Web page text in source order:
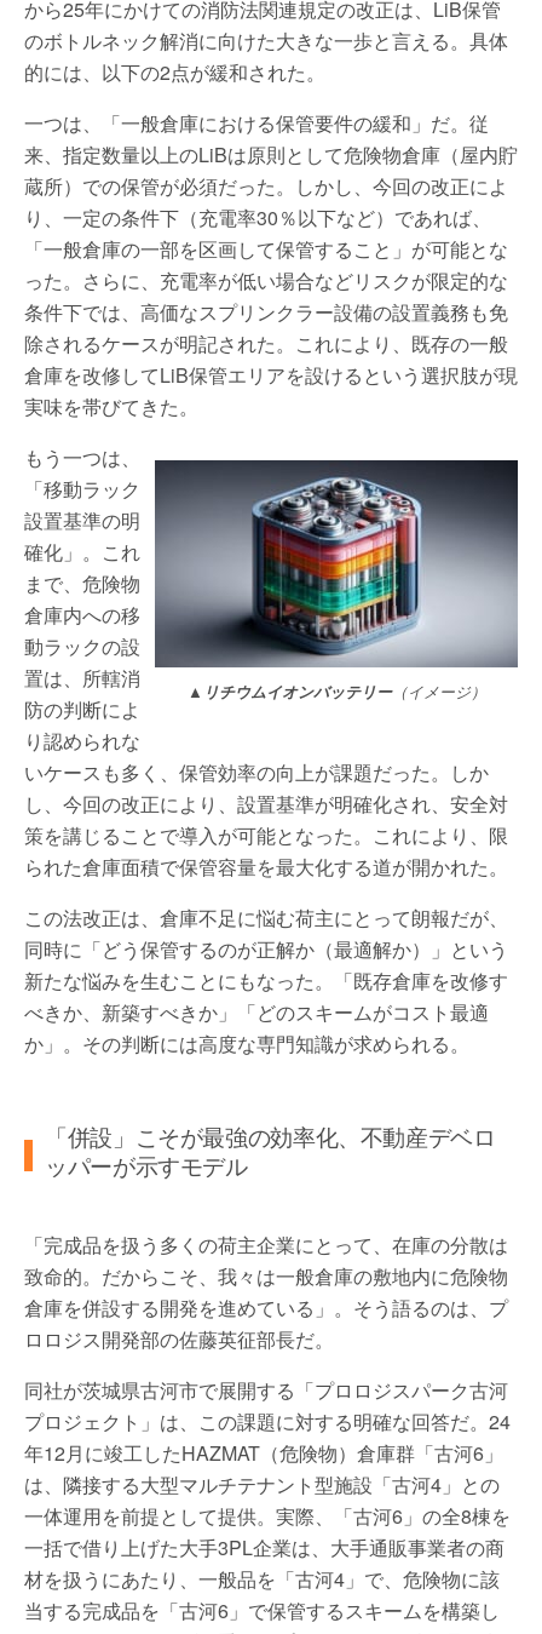
から25年にかけての消防法関連規定の改正は、LiB保管
のボトルネック解消に向けた大きな一歩と言える。具体
的には、以下の2点が緩和された。
一つは、「一般倉庫における保管要件の緩和」だ。従
来、指定数量以上のLiBは原則として危険物倉庫（屋内貯
蔵所）での保管が必須だった。しかし、今回の改正によ
り、一定の条件下（充電率30％以下など）であれば、
「一般倉庫の一部を区画して保管すること」が可能とな
った。さらに、充電率が低い場合などリスクが限定的な
条件下では、高価なスプリンクラー設備の設置義務も免
除されるケースが明記された。これにより、既存の一般
倉庫を改修してLiB保管エリアを設けるという選択肢が現
実味を帯びてきた。
▲リチウムイオンバッテリー（イメージ）
もう一つは、
「移動ラック
設置基準の明
確化」。これ
まで、危険物
倉庫内への移
動ラックの設
置は、所轄消
防の判断によ
り認められな
いケースも多く、保管効率の向上が課題だった。しか
し、今回の改正により、設置基準が明確化され、安全対
策を講じることで導入が可能となった。これにより、限
られた倉庫面積で保管容量を最大化する道が開かれた。
この法改正は、倉庫不足に悩む荷主にとって朗報だが、
同時に「どう保管するのが正解か（最適解か）」という
新たな悩みを生むことにもなった。「既存倉庫を改修す
べきか、新築すべきか」「どのスキームがコスト最適
か」。その判断には高度な専門知識が求められる。
「併設」こそが最強の効率化、不動産デベロ
ッパーが示すモデル
「完成品を扱う多くの荷主企業にとって、在庫の分散は
致命的。だからこそ、我々は一般倉庫の敷地内に危険物
倉庫を併設する開発を進めている」。そう語るのは、プ
ロロジス開発部の佐藤英征部長だ。
同社が茨城県古河市で展開する「プロロジスパーク古河
プロジェクト」は、この課題に対する明確な回答だ。24
年12月に竣工したHAZMAT（危険物）倉庫群「古河6」
は、隣接する大型マルチテナント型施設「古河4」との
一体運用を前提として提供。実際、「古河6」の全8棟を
一括で借り上げた大手3PL企業は、大手通販事業者の商
材を扱うにあたり、一般品を「古河4」で、危険物に該
当する完成品を「古河6」で保管するスキームを構築し